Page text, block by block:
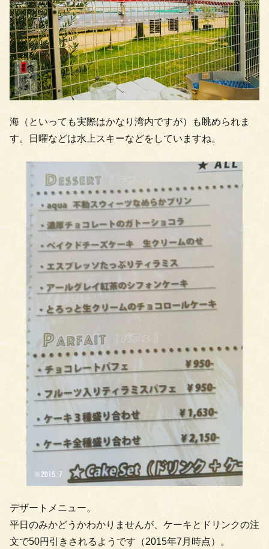
海（といっても実際はかなり湾内ですが）も眺められま
す。日曜などは水上スキーなどをしていますね。
デザートメニュー。
平日のみかどうかわかりませんが、ケーキとドリンクの注
文で50円引きされるようです（2015年7月時点）。